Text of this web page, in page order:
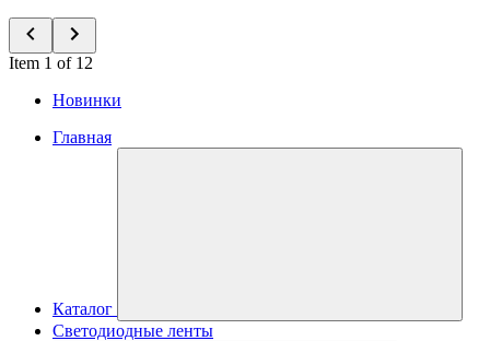
Item 1 of 12
Новинки
Главная
Каталог
Светодиодные ленты